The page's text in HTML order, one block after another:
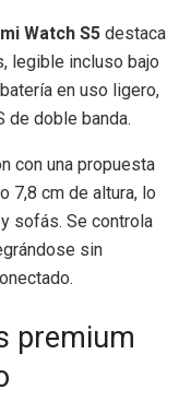
Watch S5 destaca
legible incluso bajo
en uso ligero,
de doble banda.
con una propuesta
7,8 cm de altura, lo
sofás. Se controla
sin
premium